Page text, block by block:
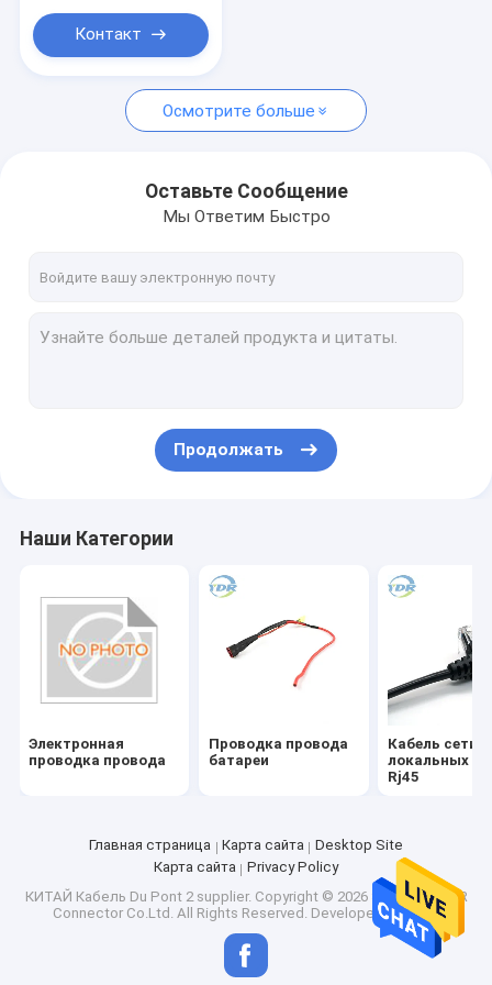
Контакт
Осмотрите больше
Оставьте Сообщение
Мы Ответим Быстро
Продолжать
Наши Категории
Электронная
проводка провода
Проводка провода
батареи
Кабель сети
локальных
Rj45
Главная страница Карта сайта
Desktop Site
Карта сайта
Privacy Policy
КИТАЙ Кабель Du Pont 2 supplier. Copyright © 2026 Shenzhen YDR
Connector Co.Ltd. All Rights Reserved. Developed byECER